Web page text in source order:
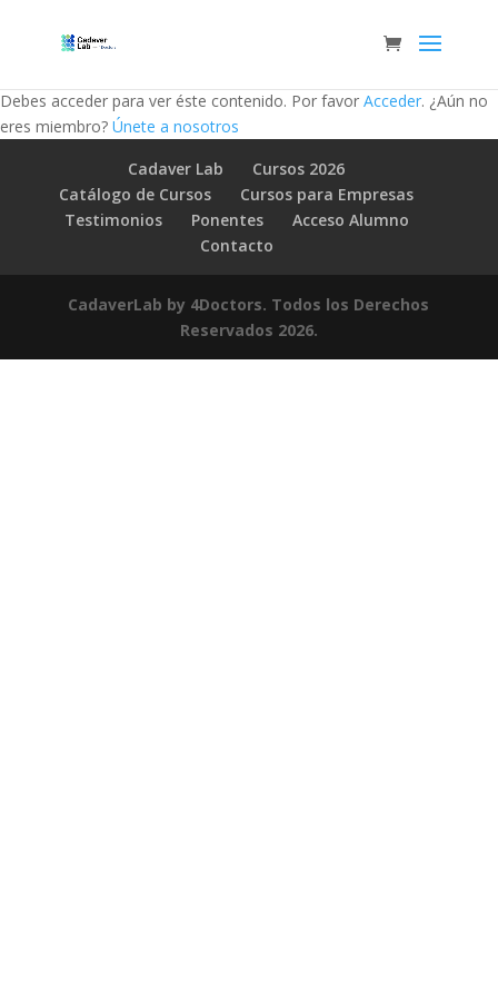
Debes acceder para ver éste contenido. Por favor Acceder. ¿Aún no
eres miembro? Únete a nosotros
Cadaver Lab
Cursos 2026
Catálogo de Cursos
Cursos para Empresas
Testimonios
Ponentes
Acceso Alumno
Contacto
CadaverLab by 4Doctors. Todos los Derechos
Reservados 2026.